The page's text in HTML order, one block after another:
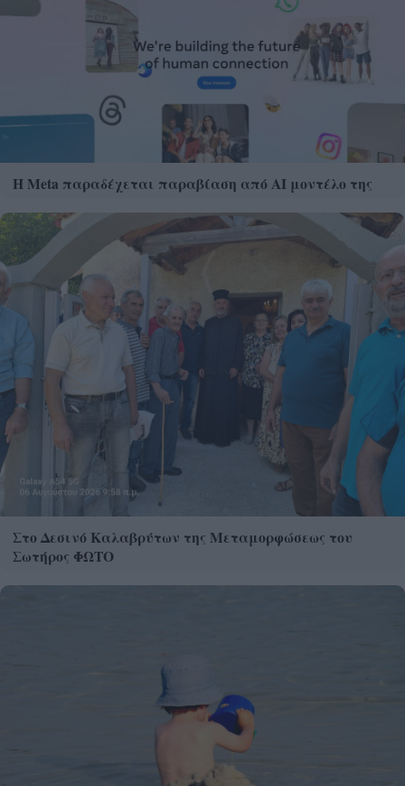
Η Meta παραδέχεται παραβίαση από AI μοντέλο της
Στο Δεσινό Καλαβρύτων της Μεταμορφώσεως του
Σωτήρος ΦΩΤΟ